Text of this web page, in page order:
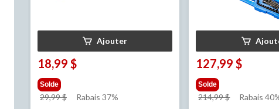
Ajouter
18,99 $
Solde
29,99 $
prixRabais 37%
127,99 $
Solde
214,99 $
prix
Rabais